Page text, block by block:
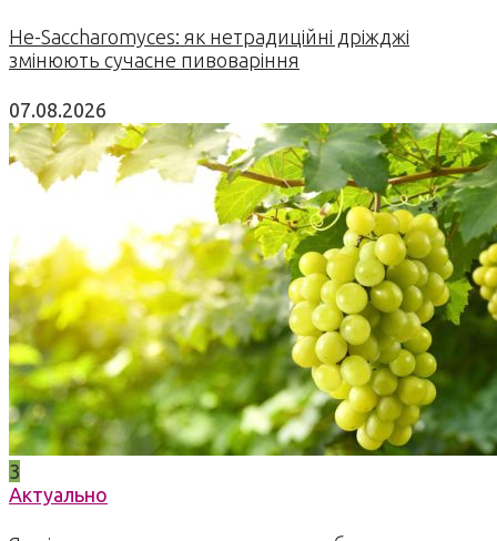
Не-Saccharomyces: як нетрадиційні дріжджі
змінюють сучасне пивоваріння
07.08.2026
3
Актуально